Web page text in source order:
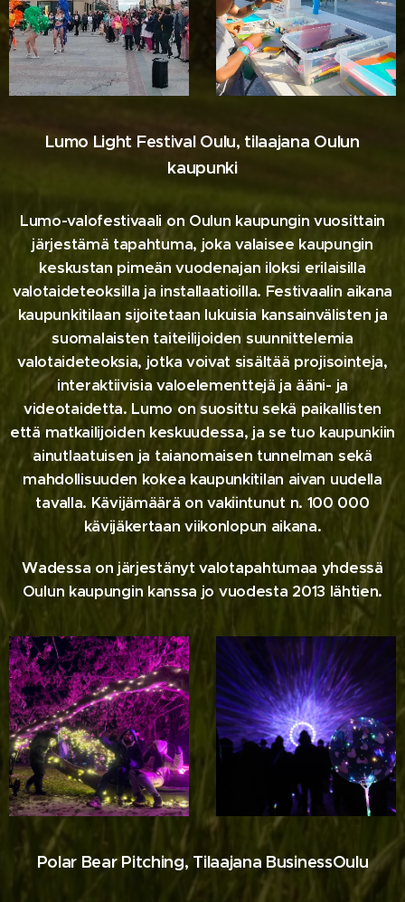
Lumo Light Festival Oulu, tilaajana Oulun
kaupunki
Lumo-valofestivaali on Oulun kaupungin vuosittain
järjestämä tapahtuma, joka valaisee kaupungin
keskustan pimeän vuodenajan iloksi erilaisilla
valotaideteoksilla ja installaatioilla. Festivaalin aikana
kaupunkitilaan sijoitetaan lukuisia kansainvälisten ja
suomalaisten taiteilijoiden suunnittelemia
valotaideteoksia, jotka voivat sisältää projisointeja,
interaktiivisia valoelementtejä ja ääni- ja
videotaidetta. Lumo on suosittu sekä paikallisten
että matkailijoiden keskuudessa, ja se tuo kaupunkiin
ainutlaatuisen ja taianomaisen tunnelman sekä
mahdollisuuden kokea kaupunkitilan aivan uudella
tavalla. Kävijämäärä on vakiintunut n. 100 000
kävijäkertaan viikonlopun aikana.
Wadessa on järjestänyt valotapahtumaa yhdessä
Oulun kaupungin kanssa jo vuodesta 2013 lähtien.
Polar Bear Pitching, Tilaajana BusinessOulu